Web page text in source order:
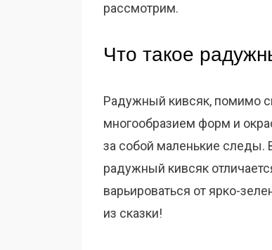
рассмотрим.
Что такое
Радужный кивсяк, помимо
многообразием форм и
за собой маленькие следы.
радужный кивсяк
варьироваться от ярко-
из сказки!